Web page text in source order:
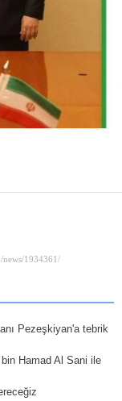
Pezeşkiyan'a tebrik
Hamad Al Sani ile